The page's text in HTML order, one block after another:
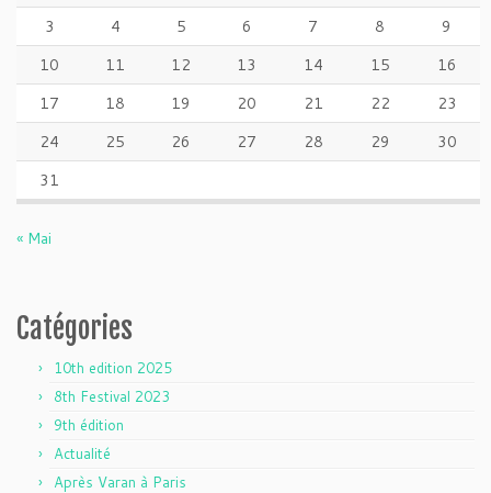
3
4 5 6 7 8
9
10
11 12 13 14 15
16
17
18 19 20 21 22
23
24
25 26 27 28 29
30
31
« Mai
Catégories
10th edition 2025
8th Festival 2023
9th édition
Actualité
Après Varan à Paris